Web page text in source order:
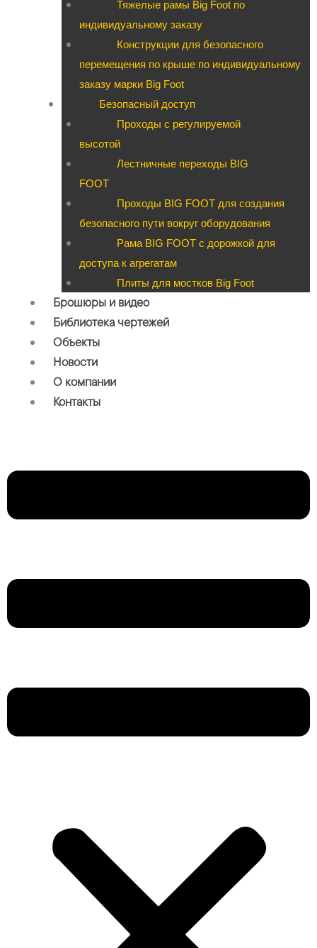
Тяжелые рамы Big Foot по
индивидуальному заказу
Конструкции для безопасного
перемещения по крыше по индивидуальному
заказу марки Big Foot
Безопасный доступ
Проходы с регулируемой
высотой
Лестничные переходы BIG
FOOT
Проходы BIG FOOT для создания
безопасного пути вокруг оборудования
Рама BIG FOOT с дорожкой для
доступа к агрегатам
Плиты для мостков Big Foot
Брошюры и видео
Библиотека чертежей
Объекты
Новости
О компании
Контакты